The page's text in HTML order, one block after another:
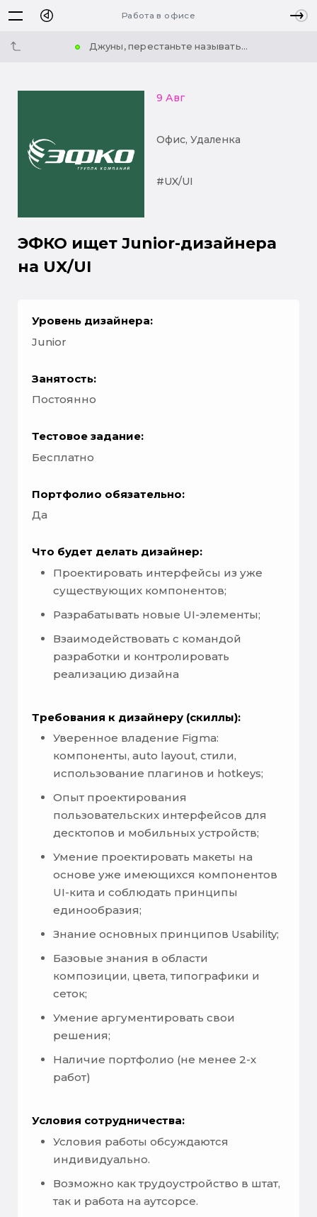
Работа в офисе
Джуны, перестаньте называть...
9 Авг
Офис, Удаленка
#UX/UI
ЭФКО ищет Junior-дизайнера
на UX/UI
Уровень дизайнера:
Junior
Занятость:
Постоянно
Тестовое задание:
Бесплатно
Портфолио обязательно:
Да
Что будет делать дизайнер:
Проектировать интерфейсы из уже
существующих компонентов;
Разрабатывать новые UI-элементы;
Взаимодействовать с командой
разработки и контролировать
реализацию дизайна
Требования к дизайнеру (скиллы):
Уверенное владение Figma:
компоненты, auto layout, стили,
использование плагинов и hotkeys;
Опыт проектирования
пользовательских интерфейсов для
десктопов и мобильных устройств;
Умение проектировать макеты на
основе уже имеющихся компонентов
UI-кита и соблюдать принципы
единообразия;
Знание основных принципов Usability;
Базовые знания в области
композиции, цвета, типографики и
сеток;
Умение аргументировать свои
решения;
Наличие портфолио (не менее 2-х
работ)
Условия сотрудничества:
Условия работы обсуждаются
индивидуально.
Возможно как трудоустройство в штат,
так и работа на аутсорсе.